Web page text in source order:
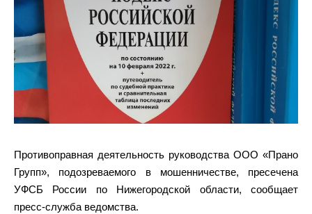
Противоправная деятельность руководства ООО «Прано
Групп», подозреваемого в мошенничестве, пресечена
УФСБ России по Нижегородской области, сообщает
пресс-служба ведомства.